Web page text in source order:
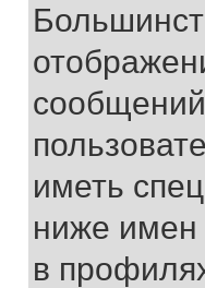
иметь
ниже имен
в